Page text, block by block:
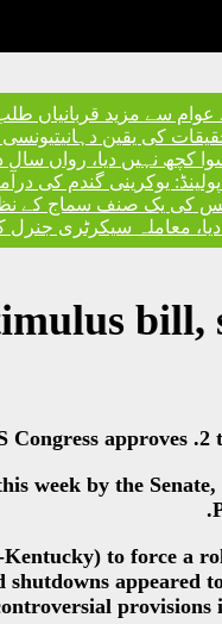
عوام سے مزید قربانیاں
کی یقین دہانیتیونسی
کچھ نہیں دیا، رواں
پولینڈ: یوکرینی گندم کی
کی یک صنف سماج کے
معاملہ سیکرٹری جنرل کے
bill,
Congress approves
week by the
to force a
appeared
provisions